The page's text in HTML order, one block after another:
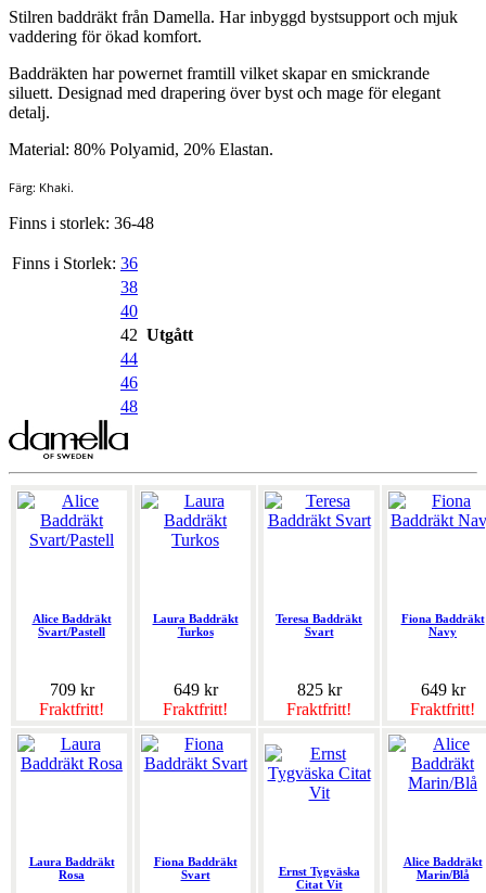
Stilren baddräkt från Damella. Har inbyggd bystsupport och mjuk
vaddering för ökad komfort.
Baddräkten har powernet framtill vilket skapar en smickrande
siluett. Designad med drapering över byst och mage för elegant
detalj.
Material: 80% Polyamid, 20% Elastan.
Färg: Khaki.
Finns i storlek: 36-48
Finns i Storlek: 36
38
40
42 Utgått
44
46
48
Alice Baddräkt
Svart/Pastell
709 kr
Fraktfritt!
Laura Baddräkt
Turkos
649 kr
Fraktfritt!
Teresa Baddräkt
Svart
825 kr
Fraktfritt!
Fiona Baddräkt
Navy
649 kr
Fraktfritt!
Laura Baddräkt
Rosa
Fiona Baddräkt
Svart
Ernst Tygväska
Citat Vit
Alice Baddräkt
Marin/Blå